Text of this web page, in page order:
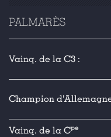
PALMARÈS
Vainq. de la C3 :
Champion
Vainq. de la Cpe